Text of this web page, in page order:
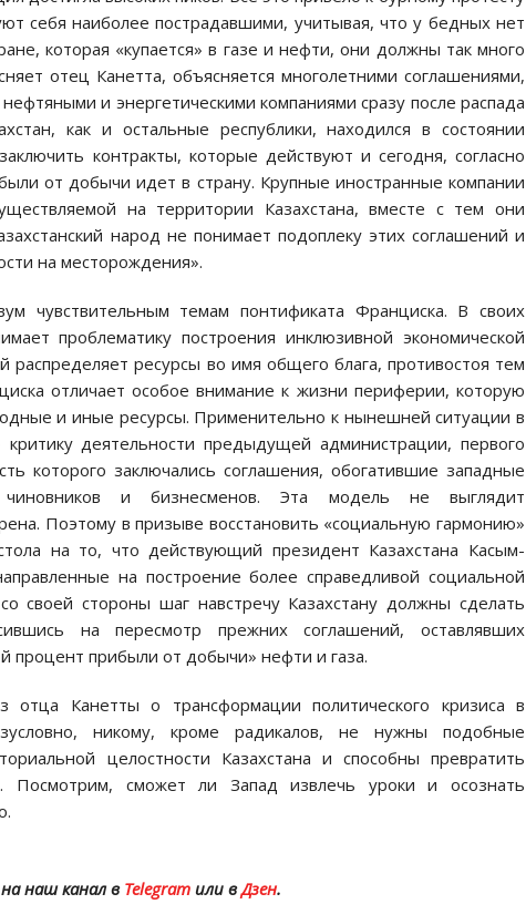
себя наиболее пострадавшими, учитывая, что у бедных нет
которая «купается» в газе и нефти, они должны так много
отец Канетта, объясняется многолетними соглашениями,
и энергетическими компаниями сразу после распада
как и остальные республики, находился в состоянии
контракты, которые действуют и сегодня, согласно
от добычи идет в страну. Крупные иностранные компании
на территории Казахстана, вместе с тем они
народ не понимает подоплеку этих соглашений и
на месторождения».
чувствительным темам понтификата Франциска. В своих
проблематику построения инклюзивной экономической
распределяет ресурсы во имя общего блага, противостоя тем
отличает особое внимание к жизни периферии, которую
и иные ресурсы. Применительно к нынешней ситуации в
критику деятельности предыдущей администрации, первого
которого заключались соглашения, обогатившие западные
чиновников и бизнесменов. Эта модель не выглядит
Поэтому в призыве восстановить «социальную гармонию»
на то, что действующий президент Казахстана Касым-
на построение более справедливой социальной
своей стороны шаг навстречу Казахстану должны сделать
на пересмотр прежних соглашений, оставлявших
процент прибыли от добычи» нефти и газа.
Канетты о трансформации политического кризиса в
никому, кроме радикалов, не нужны подобные
целостности Казахстана и способны превратить
Посмотрим, сможет ли Запад извлечь уроки и осознать
наш канал в Telegramили вДзен.